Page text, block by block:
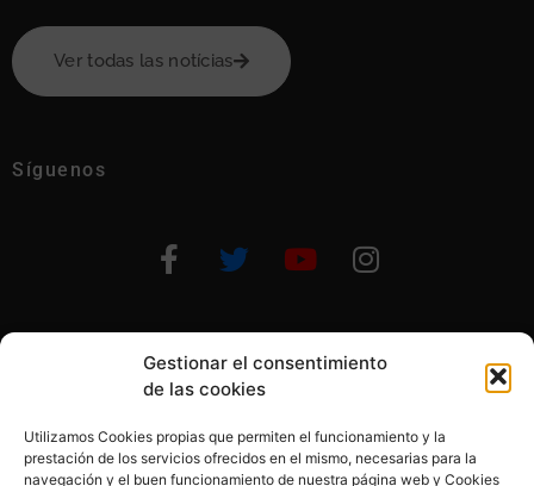
Gestionar el consentimiento
de las cookies
Utilizamos Cookies propias que permiten el funcionamiento y la
prestación de los servicios ofrecidos en el mismo, necesarias para la
navegación y el buen funcionamiento de nuestra página web y Cookies
Ver todas las notícias
Síguenos
Otras formas de ayudar